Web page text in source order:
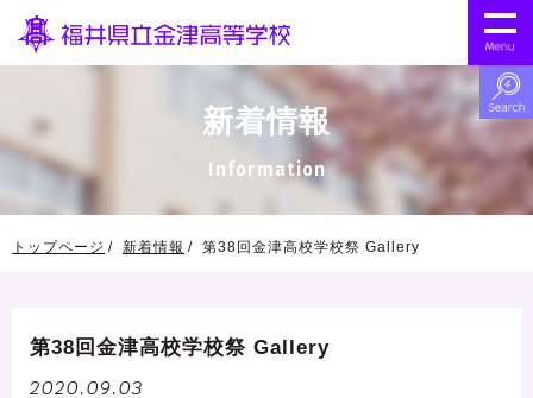
新着情報
Information
トップページ 新着情報 第38回金津高校学校祭 Gallery
第38回金津高校学校祭 Gallery
2020.09.03